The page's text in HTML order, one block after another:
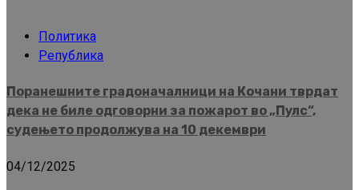
Политика
Република
Поранешните градоначалници на Кочани тврдат
дека не биле одговорни за пожарот во „Пулс“,
судењето продолжува на 10 декември
04/12/2025